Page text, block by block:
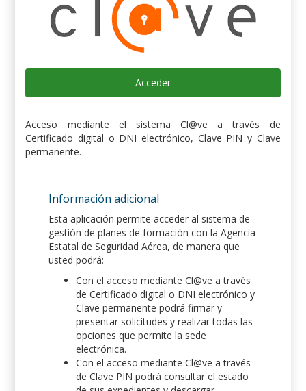
Acceder
Acceso mediante el sistema Cl@ve a través de
Certificado digital o DNI electrónico, Clave PIN y Clave
permanente.
Información adicional
Esta aplicación permite acceder al sistema de
gestión de planes de formación con la Agencia
Estatal de Seguridad Aérea, de manera que
usted podrá:
Con el acceso mediante Cl@ve a través
de Certificado digital o DNI electrónico y
Clave permanente podrá firmar y
presentar solicitudes y realizar todas las
opciones que permite la sede
electrónica.
Con el acceso mediante Cl@ve a través
de Clave PIN podrá consultar el estado